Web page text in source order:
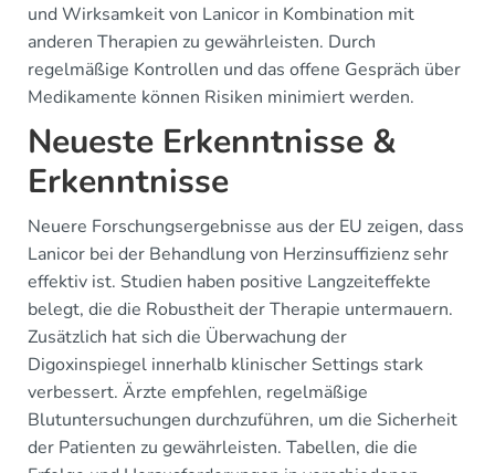
und Wirksamkeit von Lanicor in Kombination mit
anderen Therapien zu gewährleisten. Durch
regelmäßige Kontrollen und das offene Gespräch über
Medikamente können Risiken minimiert werden.
Neueste Erkenntnisse &
Erkenntnisse
Neuere Forschungsergebnisse aus der EU zeigen, dass
Lanicor bei der Behandlung von Herzinsuffizienz sehr
effektiv ist. Studien haben positive Langzeiteffekte
belegt, die die Robustheit der Therapie untermauern.
Zusätzlich hat sich die Überwachung der
Digoxinspiegel innerhalb klinischer Settings stark
verbessert. Ärzte empfehlen, regelmäßige
Blutuntersuchungen durchzuführen, um die Sicherheit
der Patienten zu gewährleisten. Tabellen, die die